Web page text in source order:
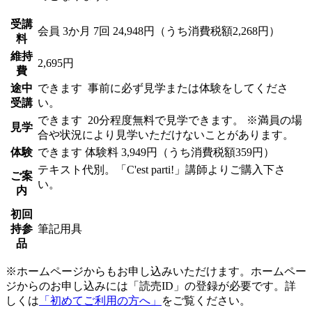
受講
料
会員 3か月 7回 24,948円（うち消費税額2,268円）
維持
費
2,695円
途中
受講
できます 事前に必ず見学または体験をしてくださ
い。
見学
できます 20分程度無料で見学できます。 ※満員の場
合や状況により見学いただけないことがあります。
体験 できます 体験料 3,949円（うち消費税額359円）
ご案
内
テキスト代別。「C'est parti!」講師よりご購入下さ
い。
初回
持参
品
筆記用具
※ホームページからもお申し込みいただけます。ホームペー
ジからのお申し込みには「読売ID」の登録が必要です。詳
しくは 「初めてご利用の方へ」 をご覧ください。